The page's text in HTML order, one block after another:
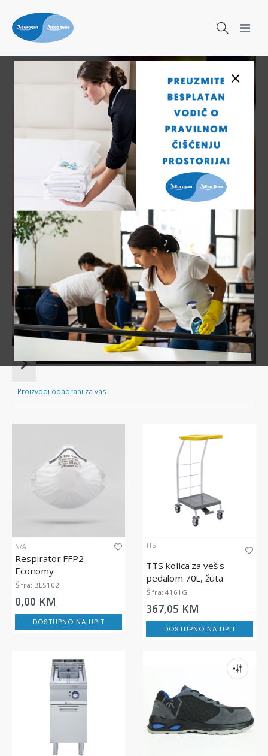
×
Birajte
najbolje za
higijenu
ruku!
Veliki izbor sistema za
higijenu ruku
POGLEDAJTE PONUDU
Item
ofProizvodi odabrani za vas
N/A
Respirator FFP2
Economy
Šifra: BLS102
0,00 KM
DOSTUPNO NA UPIT
TTS
TTS kolica za veš s
pedalom 70L, žuta
Šifra: 4161G
367,05 KM
DOSTUPNO NA UPIT